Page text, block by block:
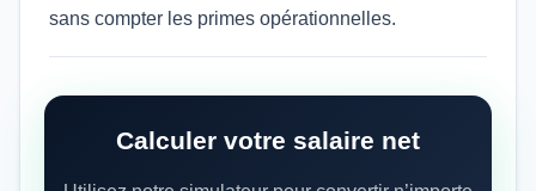
sans compter les primes opérationnelles.
Calculer votre salaire net